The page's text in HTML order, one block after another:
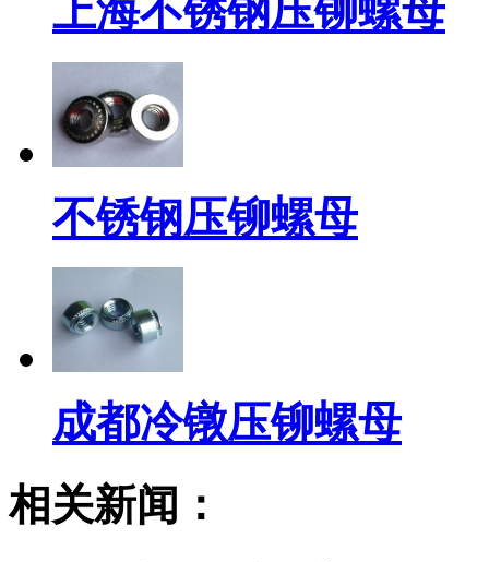
上海不锈钢压铆螺母
不锈钢压铆螺母
成都冷镦压铆螺母
相关新闻：